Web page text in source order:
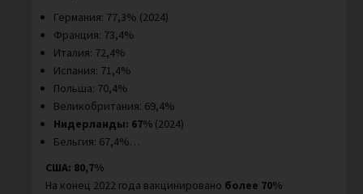
Германия: 77,3% (2024)
Франция: 73,4%
Италия: 72,4%
Испания: 71,4%
Польша: 70,4%
Великобритания: 69,4%
Нидерланды: 67% (2024)
Бельгия: 67,4%…
США: 80,7%
На конец 2022 года вакцинировано более 70%